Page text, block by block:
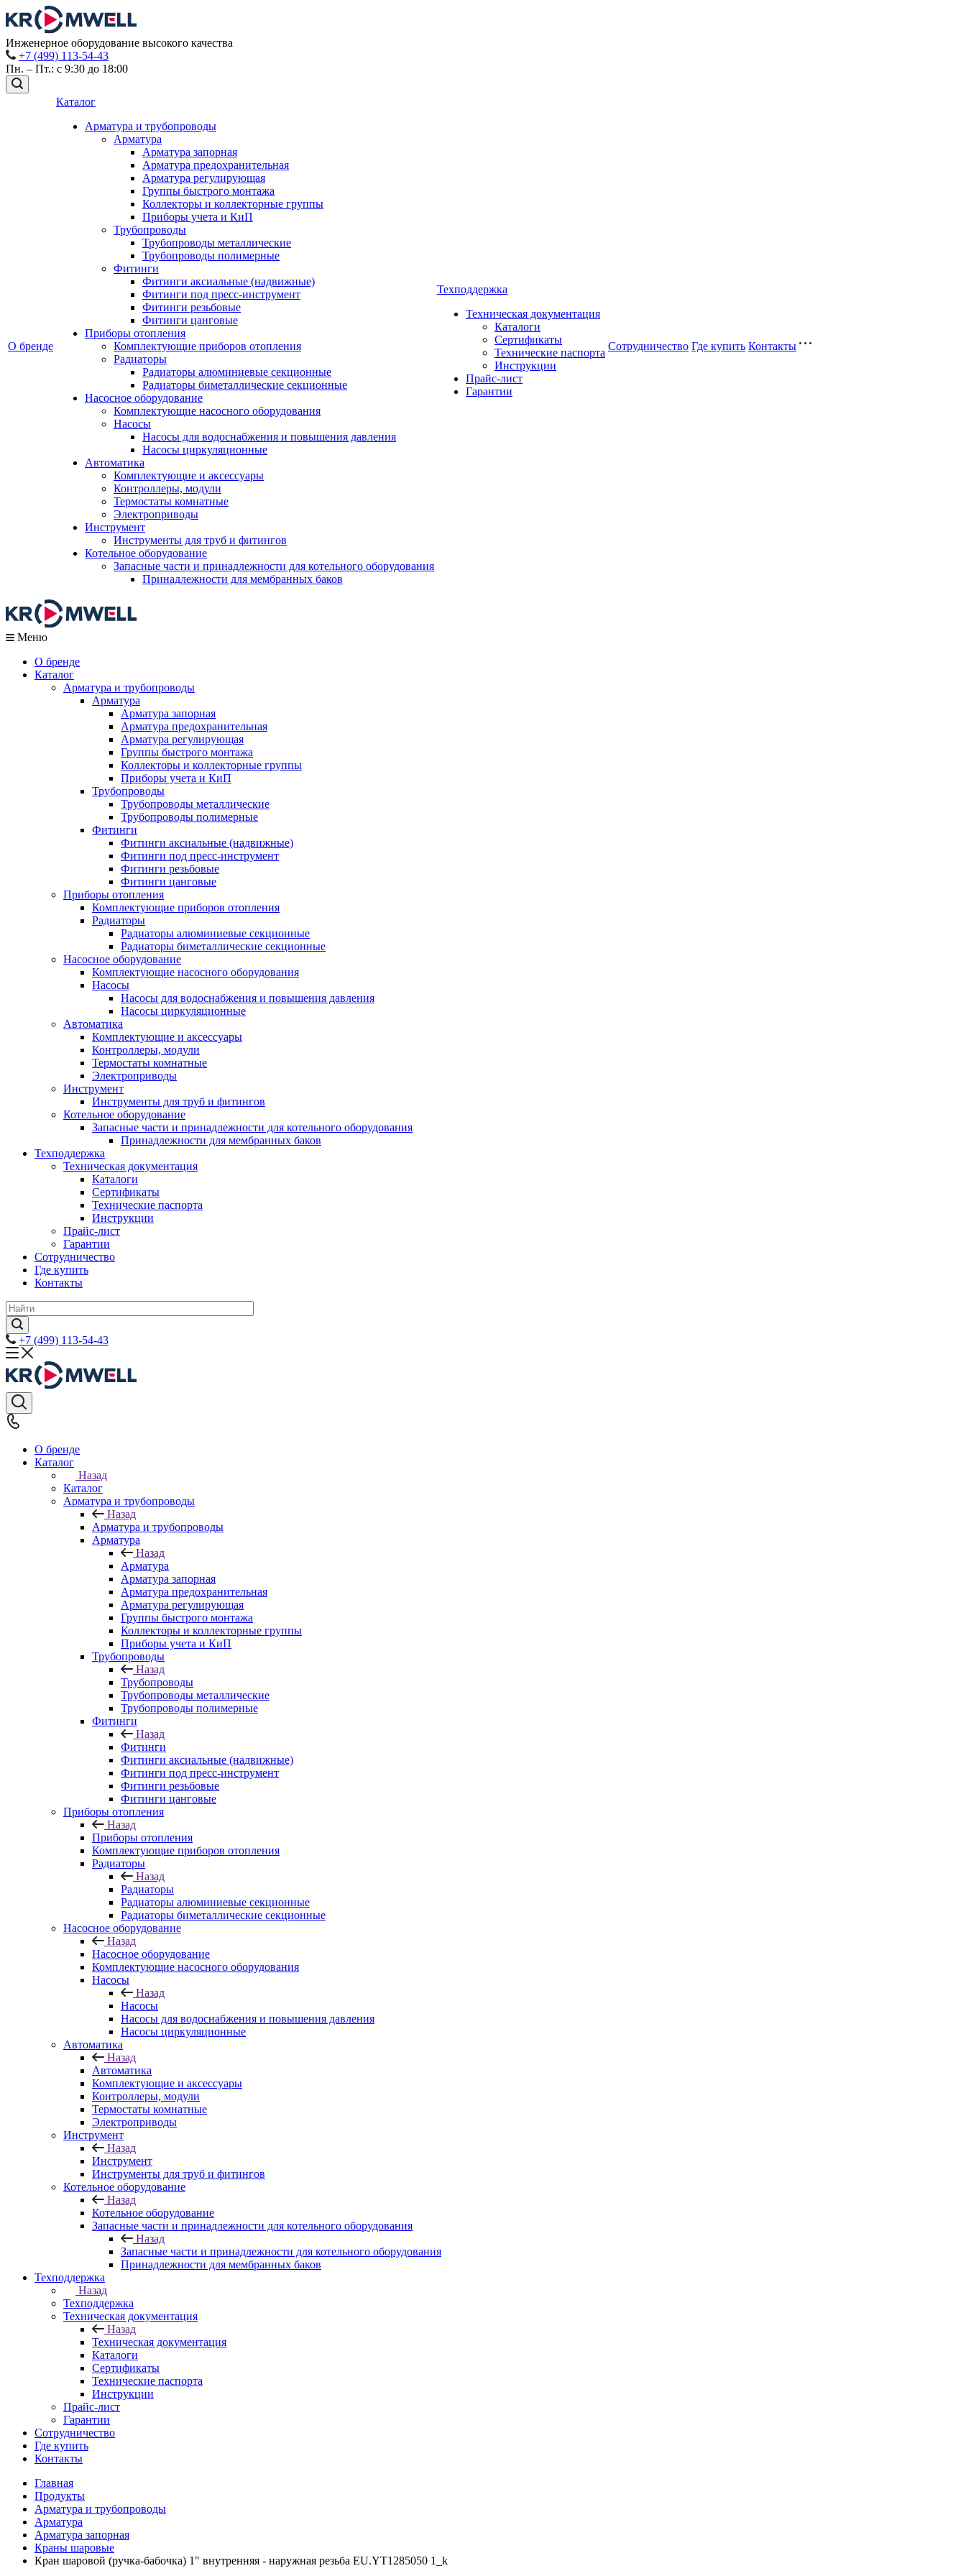
Инженерное оборудование высокого качества
+7 (499) 113-54-43
Пн. – Пт.: с 9:30 до 18:00
О бренде
Каталог
Арматура и трубопроводы
Арматура
Арматура запорная
Арматура предохранительная
Арматура регулирующая
Группы быстрого монтажа
Коллекторы и коллекторные группы
Приборы учета и КиП
Трубопроводы
Трубопроводы металлические
Трубопроводы полимерные
Фитинги
Фитинги аксиальные (надвижные)
Фитинги под пресс-инструмент
Фитинги резьбовые
Фитинги цанговые
Приборы отопления
Комплектующие приборов отопления
Радиаторы
Радиаторы алюминиевые секционные
Радиаторы биметаллические секционные
Насосное оборудование
Комплектующие насосного оборудования
Насосы
Насосы для водоснабжения и повышения давления
Насосы циркуляционные
Автоматика
Комплектующие и аксессуары
Контроллеры, модули
Термостаты комнатные
Электроприводы
Инструмент
Инструменты для труб и фитингов
Котельное оборудование
Запасные части и принадлежности для котельного оборудования
Принадлежности для мембранных баков
Техподдержка
Техническая документация
Каталоги
Сертификаты
Технические паспорта
Инструкции
Прайс-лист
Гарантии
Сотрудничество Где купить Контакты
Меню
О бренде
Каталог
Арматура и трубопроводы
Арматура
Арматура запорная
Арматура предохранительная
Арматура регулирующая
Группы быстрого монтажа
Коллекторы и коллекторные группы
Приборы учета и КиП
Трубопроводы
Трубопроводы металлические
Трубопроводы полимерные
Фитинги
Фитинги аксиальные (надвижные)
Фитинги под пресс-инструмент
Фитинги резьбовые
Фитинги цанговые
Приборы отопления
Комплектующие приборов отопления
Радиаторы
Радиаторы алюминиевые секционные
Радиаторы биметаллические секционные
Насосное оборудование
Комплектующие насосного оборудования
Насосы
Насосы для водоснабжения и повышения давления
Насосы циркуляционные
Автоматика
Комплектующие и аксессуары
Контроллеры, модули
Термостаты комнатные
Электроприводы
Инструмент
Инструменты для труб и фитингов
Котельное оборудование
Запасные части и принадлежности для котельного оборудования
Принадлежности для мембранных баков
Техподдержка
Техническая документация
Каталоги
Сертификаты
Технические паспорта
Инструкции
Прайс-лист
Гарантии
Сотрудничество
Где купить
Контакты
+7 (499) 113-54-43
О бренде
Каталог
Назад
Каталог
Арматура и трубопроводы
Назад
Арматура и трубопроводы
Арматура
Назад
Арматура
Арматура запорная
Арматура предохранительная
Арматура регулирующая
Группы быстрого монтажа
Коллекторы и коллекторные группы
Приборы учета и КиП
Трубопроводы
Назад
Трубопроводы
Трубопроводы металлические
Трубопроводы полимерные
Фитинги
Назад
Фитинги
Фитинги аксиальные (надвижные)
Фитинги под пресс-инструмент
Фитинги резьбовые
Фитинги цанговые
Приборы отопления
Назад
Приборы отопления
Комплектующие приборов отопления
Радиаторы
Назад
Радиаторы
Радиаторы алюминиевые секционные
Радиаторы биметаллические секционные
Насосное оборудование
Назад
Насосное оборудование
Комплектующие насосного оборудования
Насосы
Назад
Насосы
Насосы для водоснабжения и повышения давления
Насосы циркуляционные
Автоматика
Назад
Автоматика
Комплектующие и аксессуары
Контроллеры, модули
Термостаты комнатные
Электроприводы
Инструмент
Назад
Инструмент
Инструменты для труб и фитингов
Котельное оборудование
Назад
Котельное оборудование
Запасные части и принадлежности для котельного оборудования
Назад
Запасные части и принадлежности для котельного оборудования
Принадлежности для мембранных баков
Техподдержка
Назад
Техподдержка
Техническая документация
Назад
Техническая документация
Каталоги
Сертификаты
Технические паспорта
Инструкции
Прайс-лист
Гарантии
Сотрудничество
Где купить
Контакты
Главная
Продукты
Арматура и трубопроводы
Арматура
Арматура запорная
Краны шаровые
Кран шаровой (ручка-бабочка) 1" внутренняя - наружная резьба EU.YT1285050 1_k